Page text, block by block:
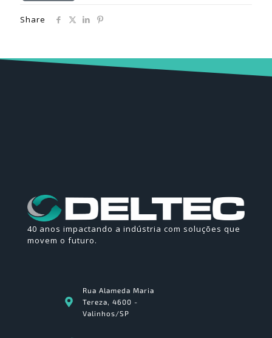
Share
40 anos impactando a indústria com soluções que
movem o futuro.
Rua Alameda Maria
Tereza, 4600 -
Valinhos/SP